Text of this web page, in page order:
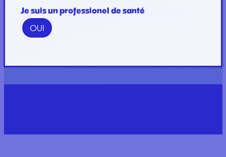
GAMME
DRESSING SET
HOME/MEDICAL/INJECTION, SAMPLE AND PERFUSION
PRONTO SAMPLING BODY
Je suis un professionel de santé
OUI